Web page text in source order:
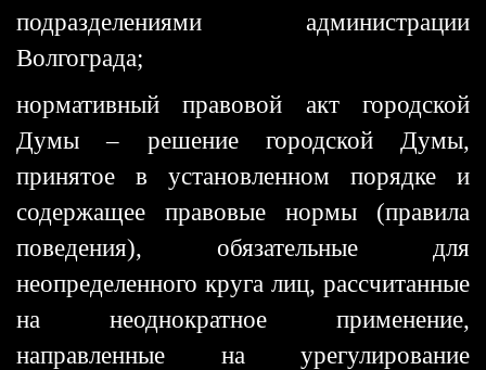
подразделениями администрации
Волгограда;
нормативный правовой акт городской
Думы – решение городской Думы,
принятое в установленном порядке и
содержащее правовые нормы (правила
поведения), обязательные для
неопределенного круга лиц, рассчитанные
на неоднократное применение,
направленные на урегулирование